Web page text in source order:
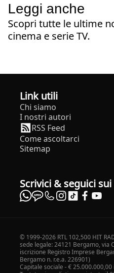
Leggi anche
Scopri tutte le ultime
cinema e serie TV.
Link utili
Chi siamo
I nostri autori
RSS Feed
Come ascoltarci
Sitemap
Scrivici & seguici
© 1999-2026 RTL 102,500 HIT
sede legale: 24121 Bergamo, via
iscrizione Registro Imprese
Bergamo n. r.e.a. 226901)
Capitale sociale - €